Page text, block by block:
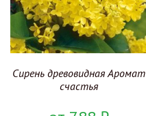
Сирень древовидная Аромат
счастья